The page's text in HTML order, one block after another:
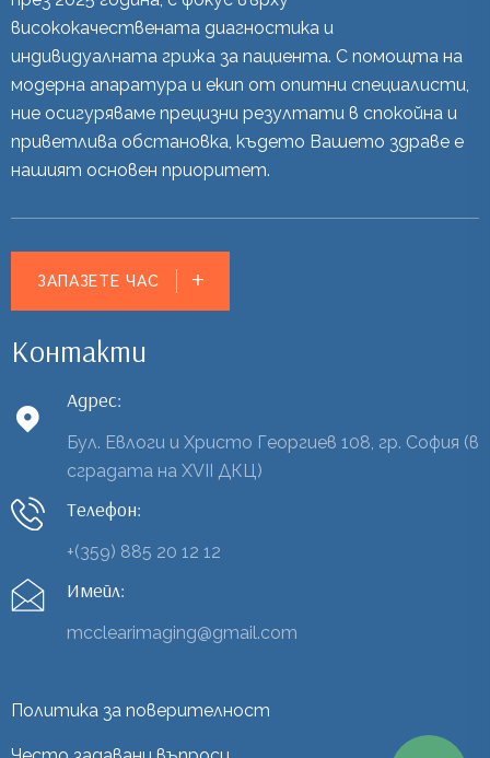
висококачествената диагностика и
индивидуалната грижа за пациента. С помощта на
модерна апаратура и екип от опитни специалисти,
ние осигуряваме прецизни резултати в спокойна и
приветлива обстановка, където Вашето здраве е
нашият основен приоритет.
ЗАПАЗЕТЕ ЧАС
Контакти
Адрес:
Бул. Евлоги и Христо Георгиев 108, гр. София (в
сградата на XVII ДКЦ)
Телефон:
+(359) 885 20 12 12
Имейл:
mcclearimaging@gmail.com
Политика за поверителност